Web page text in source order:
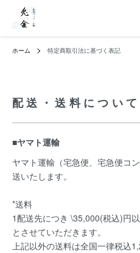
ホーム 特定商取引法に基づく表記
配送・送料について
■ヤマト運輸
ヤマト運輸（宅急便、宅急便コ
送いたします。
*送料
1配送先につき \35,000(税込)円
とさせていただきます。
上記以外の送料は全国一律税込